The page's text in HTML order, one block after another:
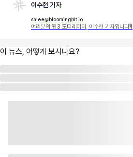
이수현 기자
shlee@bloomingbit.io
여러분의 웹3 모더레이터, 이수현 기자입니다🎙
이 뉴스, 어떻게 보시나요?